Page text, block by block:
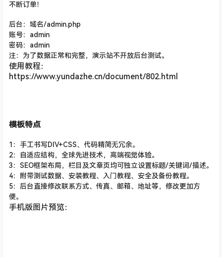
不断订单！
后台：域名/admin.php
账号：admin
密码：admin
注：为了数据正常和完整，演示站不开放后台测试。
使用教程：
https://www.yundazhe.cn/document/802.html
模板特点
1：手工书写DIV+CSS、代码精简无冗余。
2：自适应结构，全球先进技术，高端视觉体验。
3：SEO框架布局，栏目及文章页均可独立设置标题/关键词/描述。
4：附带测试数据、安装教程、入门教程、安全及备份教程。
5：后台直接修改联系方式、传真、邮箱、地址等，修改更加方
便。
手机版图片预览：